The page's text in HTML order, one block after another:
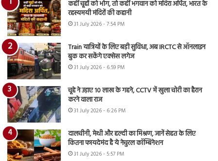
कहीं चूहों को भोग, तो कहीं भगवान को मदिरा अर्पित, भारत के
रहस्यमयी मंदिरों की कहानी
31 July 2026 - 7:54 PM
Train यात्रियों के लिए बड़ी सुविधा, अब IRCTC से ऑनलाइन
बुक कर सकेंगे एक्सेस लगेज
31 July 2026 - 6:59 PM
चूहे ने उड़ाए 10 लाख के गहने, CCTV में खुला चोरी का हैरान
करने वाला राज
31 July 2026 - 6:26 PM
दालचीनी, मेथी और हल्दी का मिश्रण, जानें सेहत के लिए
कितना फायदेमंद है ये नेचुरल कॉम्बिनेशन
31 July 2026 - 5:57 PM